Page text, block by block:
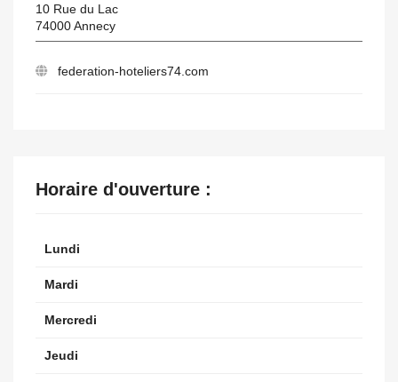
10 Rue du Lac
74000Annecy
federation-hoteliers74.com
Horaire d'ouverture :
Lundi
Mardi
Mercredi
Jeudi